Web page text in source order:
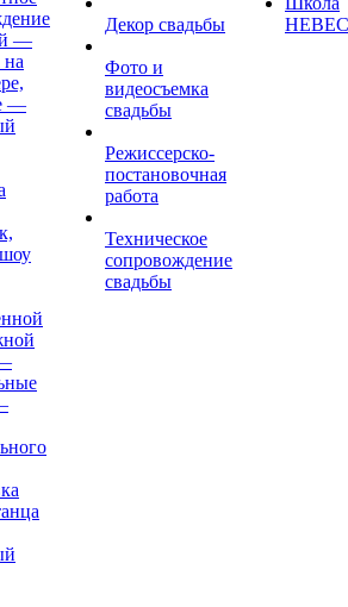
—
на
—
Декор свадьбы
Фото и
видеосъемка
свадьбы
Режиссерско-
постановочная
работа
Техническое
сопровождение
свадьбы